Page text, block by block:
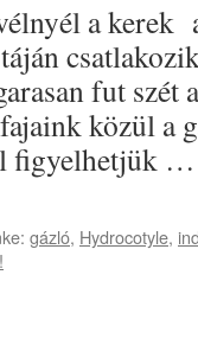
a
fut szét
közül a
figyelhetjük
gázló, Hydrocotyle,